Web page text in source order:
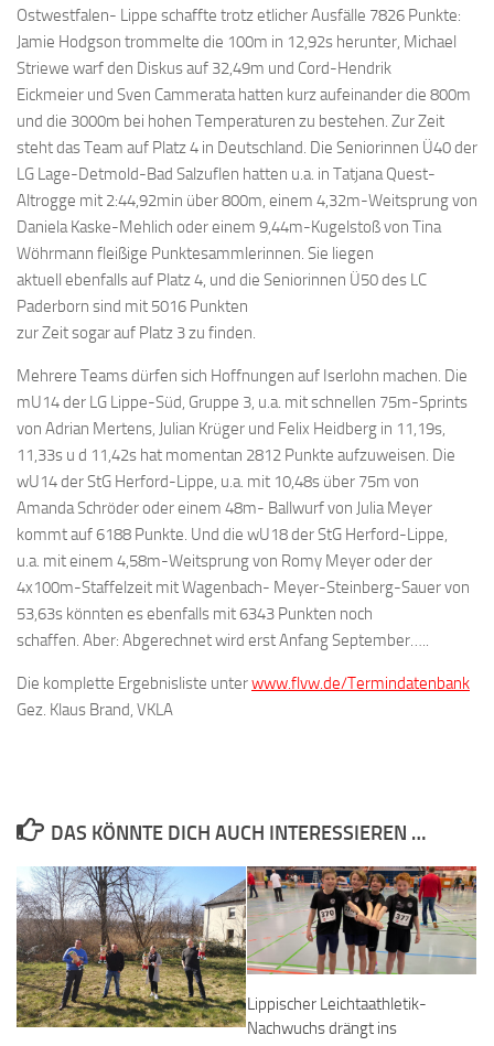
Ostwestfalen- Lippe schaffte trotz etlicher Ausfälle 7826 Punkte:
Jamie Hodgson trommelte die 100m in 12,92s herunter, Michael
Striewe warf den Diskus auf 32,49m und Cord-Hendrik
Eickmeier und Sven Cammerata hatten kurz aufeinander die 800m
und die 3000m bei hohen Temperaturen zu bestehen. Zur Zeit
steht das Team auf Platz 4 in Deutschland. Die Seniorinnen Ü40 der
LG Lage-Detmold-Bad Salzuflen hatten u.a. in Tatjana Quest-
Altrogge mit 2:44,92min über 800m, einem 4,32m-Weitsprung von
Daniela Kaske-Mehlich oder einem 9,44m-Kugelstoß von Tina
Wöhrmann fleißige Punktesammlerinnen. Sie liegen
aktuell ebenfalls auf Platz 4, und die Seniorinnen Ü50 des LC
Paderborn sind mit 5016 Punkten
zur Zeit sogar auf Platz 3 zu finden.
Mehrere Teams dürfen sich Hoffnungen auf Iserlohn machen. Die
mU14 der LG Lippe-Süd, Gruppe 3, u.a. mit schnellen 75m-Sprints
von Adrian Mertens, Julian Krüger und Felix Heidberg in 11,19s,
11,33s u d 11,42s hat momentan 2812 Punkte aufzuweisen. Die
wU14 der StG Herford-Lippe, u.a. mit 10,48s über 75m von
Amanda Schröder oder einem 48m- Ballwurf von Julia Meyer
kommt auf 6188 Punkte. Und die wU18 der StG Herford-Lippe,
u.a. mit einem 4,58m-Weitsprung von Romy Meyer oder der
4x100m-Staffelzeit mit Wagenbach- Meyer-Steinberg-Sauer von
53,63s könnten es ebenfalls mit 6343 Punkten noch
schaffen. Aber: Abgerechnet wird erst Anfang September…..
Die komplette Ergebnisliste unterwww.flvw.de/Termindatenbank
Gez. Klaus Brand, VKLA
DAS KÖNNTE DICH AUCH INTERESSIEREN …
Lippischer Leichtaathletik-
Nachwuchs drängt ins